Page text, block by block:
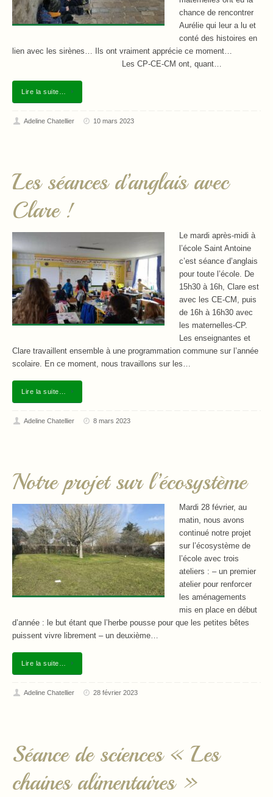
chance de rencontrer
Aurélie qui leur a lu et
conté des histoires en
lien avec les sirènes… Ils ont vraiment apprécie ce moment…
Les CP-CE-CM ont, quant…
Lire la suite…
Adeline Chatellier 10 mars 2023
Les séances d’anglais avec
Clare !
Le mardi après-midi à
l’école Saint Antoine
c’est séance d’anglais
pour toute l’école. De
15h30 à 16h, Clare est
avec les CE-CM, puis
de 16h à 16h30 avec
les maternelles-CP.
Les enseignantes et
Clare travaillent ensemble à une programmation commune sur l’année
scolaire. En ce moment, nous travaillons sur les…
Lire la suite…
Adeline Chatellier 8 mars 2023
Notre projet sur l’écosystème
Mardi 28 février, au
matin, nous avons
continué notre projet
sur l’écosystème de
l’école avec trois
ateliers : – un premier
atelier pour renforcer
les aménagements
mis en place en début
d’année : le but étant que l’herbe pousse pour que les petites bêtes
puissent vivre librement – un deuxième…
Lire la suite…
Adeline Chatellier 28 février 2023
Séance de sciences « Les
chaines alimentaires »